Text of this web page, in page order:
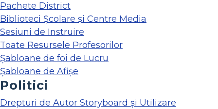
Pachete District
Biblioteci Școlare și Centre Media
Sesiuni de Instruire
Toate Resursele Profesorilor
Șabloane de foi de Lucru
Șabloane de Afișe
Politici
Drepturi de Autor Storyboard și Utilizare